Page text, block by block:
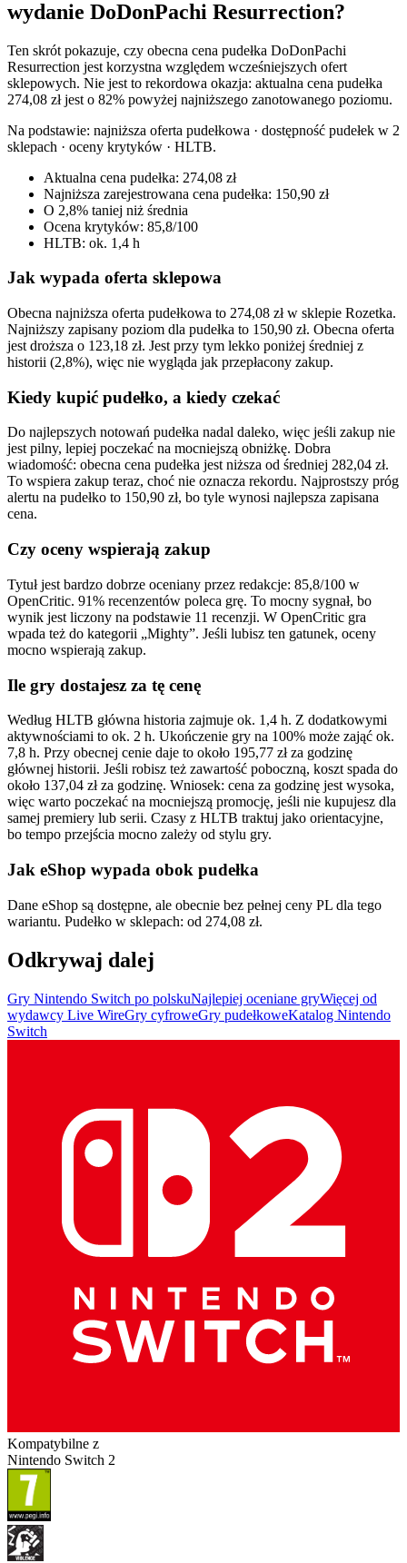
wydanie DoDonPachi Resurrection?
Ten skrót pokazuje, czy obecna cena pudełka DoDonPachi
Resurrection jest korzystna względem wcześniejszych ofert
sklepowych. Nie jest to rekordowa okazja: aktualna cena pudełka
274,08 zł jest o 82% powyżej najniższego zanotowanego poziomu.
Na podstawie: najniższa oferta pudełkowa · dostępność pudełek w 2
sklepach · oceny krytyków · HLTB.
Aktualna cena pudełka: 274,08 zł
Najniższa zarejestrowana cena pudełka: 150,90 zł
O 2,8% taniej niż średnia
Ocena krytyków: 85,8/100
HLTB: ok. 1,4 h
Jak wypada oferta sklepowa
Obecna najniższa oferta pudełkowa to 274,08 zł w sklepie Rozetka.
Najniższy zapisany poziom dla pudełka to 150,90 zł. Obecna oferta
jest droższa o 123,18 zł. Jest przy tym lekko poniżej średniej z
historii (2,8%), więc nie wygląda jak przepłacony zakup.
Kiedy kupić pudełko, a kiedy czekać
Do najlepszych notowań pudełka nadal daleko, więc jeśli zakup nie
jest pilny, lepiej poczekać na mocniejszą obniżkę. Dobra
wiadomość: obecna cena pudełka jest niższa od średniej 282,04 zł.
To wspiera zakup teraz, choć nie oznacza rekordu. Najprostszy próg
alertu na pudełko to 150,90 zł, bo tyle wynosi najlepsza zapisana
cena.
Czy oceny wspierają zakup
Tytuł jest bardzo dobrze oceniany przez redakcje: 85,8/100 w
OpenCritic. 91% recenzentów poleca grę. To mocny sygnał, bo
wynik jest liczony na podstawie 11 recenzji. W OpenCritic gra
wpada też do kategorii „Mighty”. Jeśli lubisz ten gatunek, oceny
mocno wspierają zakup.
Ile gry dostajesz za tę cenę
Według HLTB główna historia zajmuje ok. 1,4 h. Z dodatkowymi
aktywnościami to ok. 2 h. Ukończenie gry na 100% może zająć ok.
7,8 h. Przy obecnej cenie daje to około 195,77 zł za godzinę
głównej historii. Jeśli robisz też zawartość poboczną, koszt spada do
około 137,04 zł za godzinę. Wniosek: cena za godzinę jest wysoka,
więc warto poczekać na mocniejszą promocję, jeśli nie kupujesz dla
samej premiery lub serii. Czasy z HLTB traktuj jako orientacyjne,
bo tempo przejścia mocno zależy od stylu gry.
Jak eShop wypada obok pudełka
Dane eShop są dostępne, ale obecnie bez pełnej ceny PL dla tego
wariantu. Pudełko w sklepach: od 274,08 zł.
Odkrywaj dalej
Gry Nintendo Switch po polskuNajlepiej oceniane gryWięcej od
wydawcy Live WireGry cyfroweGry pudełkoweKatalog Nintendo
Switch
Kompatybilne z
Nintendo Switch 2